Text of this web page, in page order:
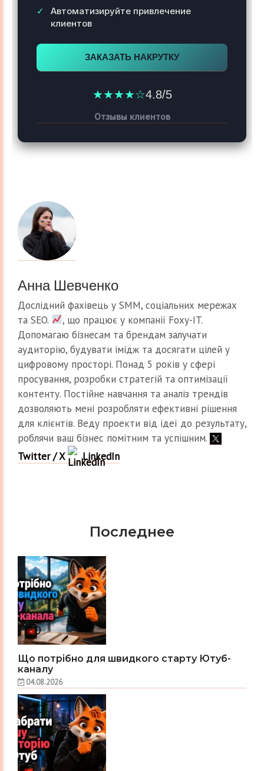
Автоматизируйте привлечение
клиентов
ЗАКАЗАТЬ НАКРУТКУ
★★★★☆4.8/5
Отзывы клиентов
Анна Шевченко
Дослідний фахівець у SMM, соціальних мережах
та SEO.
, що працює у компанії Foxy-IT.
Допомагаю бізнесам та брендам залучати
аудиторію, будувати імідж та досягати цілей у
цифровому просторі. Понад 5 років у сфері
просування, розробки стратегій та оптимізації
контенту. Постійне навчання та аналіз трендів
дозволяють мені розробляти ефективні рішення
для клієнтів. Веду проекти від ідеї до результату,
роблячи ваш бізнес помітним та успішним.
Twitter / X
LinkedIn
Последнее
Що потрібно для швидкого старту Ютуб-
каналу
04.08.2026